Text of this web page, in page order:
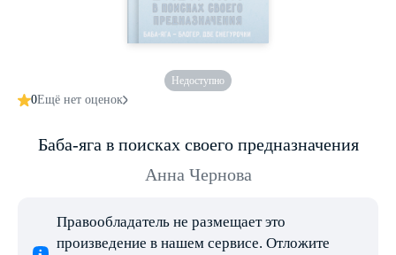
Недоступно
0Ещё нет оценок
Баба-яга в поисках своего предназначения
Анна Чернова
Правообладатель не размещает это
произведение в нашем сервисе. Отложите